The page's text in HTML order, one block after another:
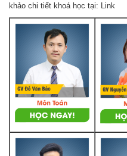
khảo chi tiết khoá học tại: Link